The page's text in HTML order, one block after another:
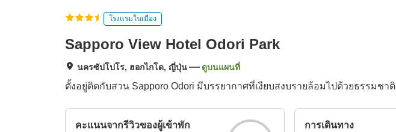
โรงแรมในเมือง
Sapporo View Hotel Odori Park
นครซัปโปโร, ฮอกไกโด, ญี่ปุ่น ดูบนแผนที่
ตั้งอยู่ติดกับสวน Sapporo Odori มีบรรยากาศที่เงียบสงบรายล้อมไปด้วยธรรมชาติ
คะแนนจากรีวิวของผู้เข้าพัก การเดินทาง